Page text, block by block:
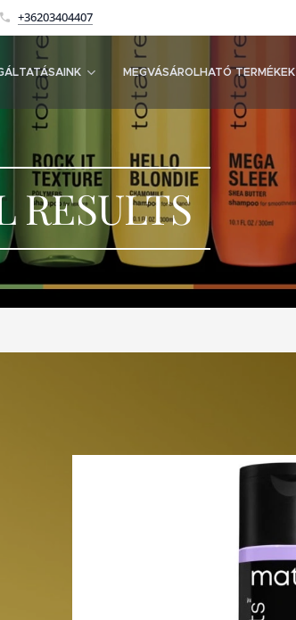
+36203404407
MEGVÁSÁROLHATÓ TERMÉKEK
RESULTS